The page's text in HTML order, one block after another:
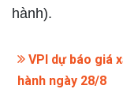
hành).
VPI dự báo giá
hành ngày 28/8